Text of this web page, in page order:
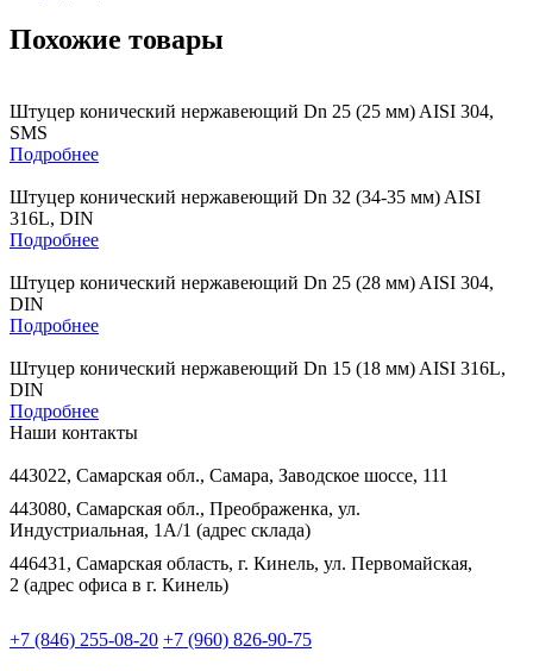
Похожие товары
Штуцер конический нержавеющий Dn 25 (25 мм) AISI 304,
SMS
Подробнее
Штуцер конический нержавеющий Dn 32 (34-35 мм) AISI
316L, DIN
Подробнее
Штуцер конический нержавеющий Dn 25 (28 мм) AISI 304,
DIN
Подробнее
Штуцер конический нержавеющий Dn 15 (18 мм) AISI 316L,
DIN
Подробнее
Наши контакты
443022, Самарская обл., Самара, Заводское шоссе, 111
443080, Самарская обл., Преображенка, ул.
Индустриальная, 1А/1 (адрес склада)
446431, Самарская область, г. Кинель, ул. Первомайская,
2 (адрес офиса в г. Кинель)
+7 (846) 255-08-20 +7 (960) 826-90-75